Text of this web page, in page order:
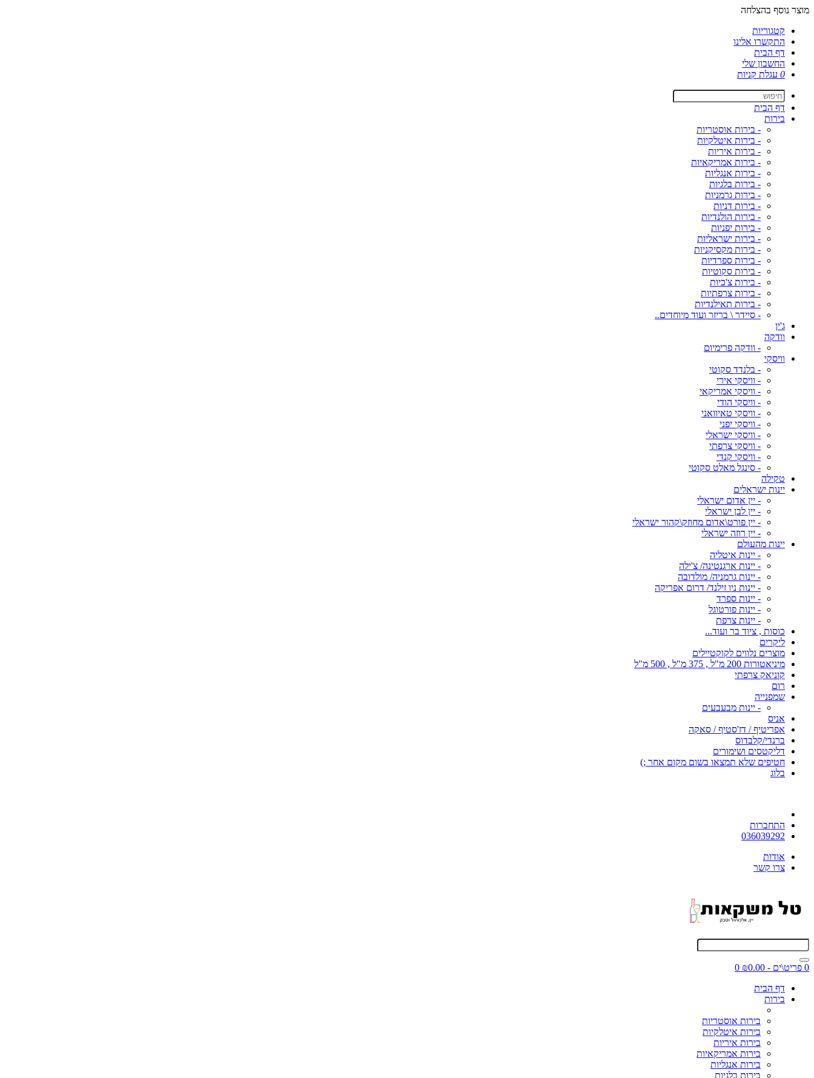
מוצר נוסף בהצלחה
קטגוריות
התקשרו אלינו
דף הבית
החשבון שלי
0 עגלת קניות
דף הבית
בירות
- בירות אוסטריות
- בירות איטלקיות
- בירות איריות
- בירות אמריקאיות
- בירות אנגליות
- בירות בלגיות
- בירות גרמניות
- בירות דניות
- בירות הולנדיות
- בירות יפניות
- בירות ישראליות
- בירות מקסיקניות
- בירות ספרדיות
- בירות סקוטיות
- בירות צ'כיות
- בירות צרפתיות
- בירות תאילנדיות
- סיידר \ בריזר ועוד מיוחדים..
ג'ין
וודקה
- וודקה פרימיום
וויסקי
- בלנדד סקוטי
- וויסקי אירי
- וויסקי אמריקאי
- וויסקי הודי
- וויסקי טאיוואני
- וויסקי יפני
- וויסקי ישראלי
- וויסקי צרפתי
- וויסקי קנדי
- סינגל מאלט סקוטי
טקילה
יינות ישראלים
- יין אדום ישראלי
- יין לבן ישראלי
- יין פורט\אדום מחוזק\קהור ישראלי
- יין רוזה ישראלי
יינות מהעולם
- יינות איטליה
- יינות ארגנטינה/ צ'ילה
- יינות גרמניה/ מולדובה
- יינות ניו זילנד/ דרום אפריקה
- יינות ספרד
- יינות פורטוגל
- יינות צרפת
כוסות , ציוד בר ועוד...
ליקרים
מוצרים נלווים לקוקטיילים
מיניאטורות 200 מ"ל , 375 מ"ל , 500 מ"ל
קוניאק צרפתי
רום
שמפנייה
- יינות מבעבעים
אניס
אפריטיף / דז'סטיף / סאקה
ברנדי/קלבדוס
דליקטסים ושימורים
חטיפים שלא תמצאו בשום מקום אחר ;)
בלוג
התחברות
036039292
אודות
צרו קשר
0 פריט\ים - ₪0.00
0
דף הבית
בירות
בירות אוסטריות
בירות איטלקיות
בירות איריות
בירות אמריקאיות
בירות אנגליות
בירות בלגיות